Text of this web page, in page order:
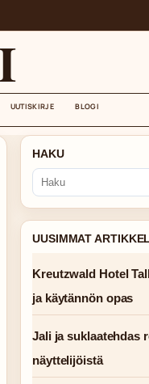
UUTISKIRJE BLOGI
HAKU
UUSIMMAT
Kreutzwald Hotel
ja käytännön opas
Jali ja suklaatehdas
näyttelijöistä